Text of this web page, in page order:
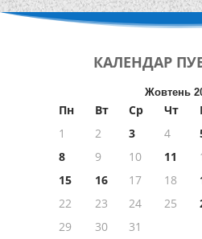
КАЛЕНДАР
Жовтень
Пн Вт Ср Чт
1
2 3 4
8
9 10 11
15
16 17 18
22
23 24 25
29
30
31